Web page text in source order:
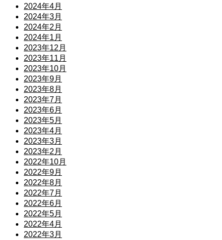
2024年4月
2024年3月
2024年2月
2024年1月
2023年12月
2023年11月
2023年10月
2023年9月
2023年8月
2023年7月
2023年6月
2023年5月
2023年4月
2023年3月
2023年2月
2022年10月
2022年9月
2022年8月
2022年7月
2022年6月
2022年5月
2022年4月
2022年3月